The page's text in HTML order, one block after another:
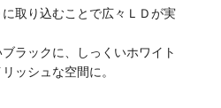
取り込むことで広々ＬＤが実
ラックに、しっくいホワイト
ッシュな空間に。